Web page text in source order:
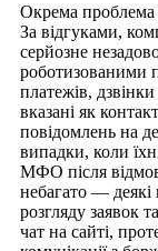
Окрема
За відгуками,
серйозне
роботизованими
платежів,
вказані як
повідомлень на
випадки, коли
МФО після
небагато — деякі
розгляду заявок
чат на сайті,